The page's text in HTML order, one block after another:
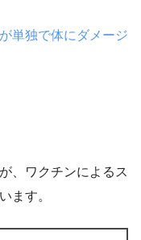
単独で体にダメージ
、ワクチンによるス
ます。